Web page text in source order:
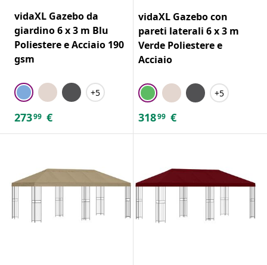
vidaXL Gazebo da
giardino 6 x 3 m Blu
Poliestere e Acciaio 190
gsm
+5
27399 €
vidaXL Gazebo con
pareti laterali 6 x 3 m
Verde Poliestere e
Acciaio
+5
31899 €